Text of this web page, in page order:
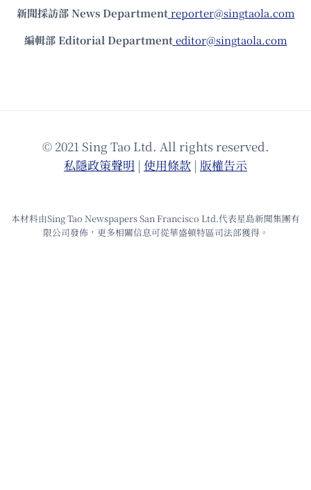
新聞採訪部 News Department reporter@singtaola.com
編輯部 Editorial Department editor@singtaola.com
© 2021 Sing Tao Ltd. All rights reserved.
私隱政策聲明 | 使⽤條款 | 版權告⽰
本材料由Sing Tao Newspapers San Francisco Ltd.代表星島新聞集團有
限公司發佈，更多相關信息可從華盛頓特區司法部獲得。